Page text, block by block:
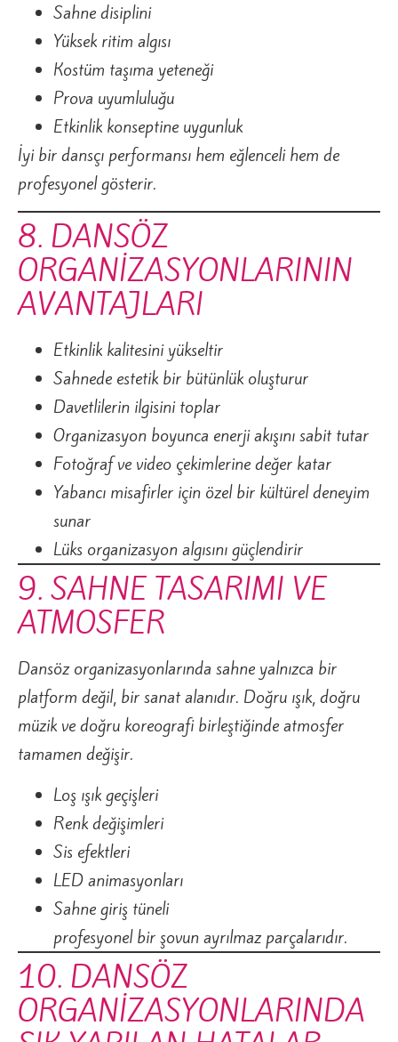
Sahne disiplini
Yüksek ritim algısı
Kostüm taşıma yeteneği
Prova uyumluluğu
Etkinlik konseptine uygunluk
İyi bir dansçı performansı hem eğlenceli hem de
profesyonel gösterir.
8. DANSÖZ
ORGANİZASYONLARININ
AVANTAJLARI
Etkinlik kalitesini yükseltir
Sahnede estetik bir bütünlük oluşturur
Davetlilerin ilgisini toplar
Organizasyon boyunca enerji akışını sabit tutar
Fotoğraf ve video çekimlerine değer katar
Yabancı misafirler için özel bir kültürel deneyim
sunar
Lüks organizasyon algısını güçlendirir
9. SAHNE TASARIMI VE
ATMOSFER
Dansöz organizasyonlarında sahne yalnızca bir
platform değil, bir sanat alanıdır. Doğru ışık, doğru
müzik ve doğru koreografi birleştiğinde atmosfer
tamamen değişir.
Loş ışık geçişleri
Renk değişimleri
Sis efektleri
LED animasyonları
Sahne giriş tüneli
profesyonel bir şovun ayrılmaz parçalarıdır.
10. DANSÖZ
ORGANİZASYONLARINDA